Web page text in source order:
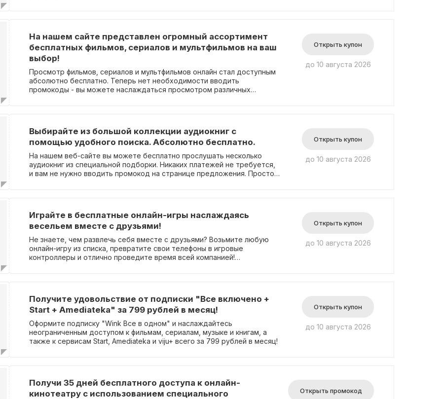
На нашем сайте представлен огромный ассортимент
бесплатных фильмов, сериалов и мультфильмов на ваш
выбор!
Просмотр фильмов, сериалов и мультфильмов онлайн стал доступным
абсолютно бесплатно. Теперь нет необходимости вводить
промокоды - вы можете наслаждаться просмотром различных
в любом месте, где есть доступ к интернету. Приятного просмотра!
Открыть купон
до 10 августа 2026
Выбирайте из большой коллекции аудиокниг с
помощью удобного поиска. Абсолютно бесплатно.
На нашем веб-сайте вы можете бесплатно прослушать несколько
аудиокниг из специальной подборки. Никаких платежей не требуется,
и вам не нужно вводить промокод на странице предложения. Просто
Открыть купон
до 10 августа 2026
Играйте в бесплатные онлайн-игры наслаждаясь
весельем вместе с друзьями!
Не знаете, чем развлечь себя вместе с друзьями? Возьмите любую
онлайн-игру из списка, превратите свои телефоны в игровые
контроллеры и отлично проведите время всей компанией!
Открыть купон
до 10 августа 2026
Получите удовольствие от подписки "Все включено +
Start + Amediateka" за 799 рублей в месяц!
Оформите подписку "Wink Все в одном" и наслаждайтесь
неограниченным доступом к фильмам, сериалам, музыке и книгам, а
также к сервисам Start, Amediateka и viju+ всего за 799 рублей в месяц!
Открыть купон
до 10 августа 2026
Получи 35 дней бесплатного доступа к онлайн-
кинотеатру с использованием специального
Открыть промокод